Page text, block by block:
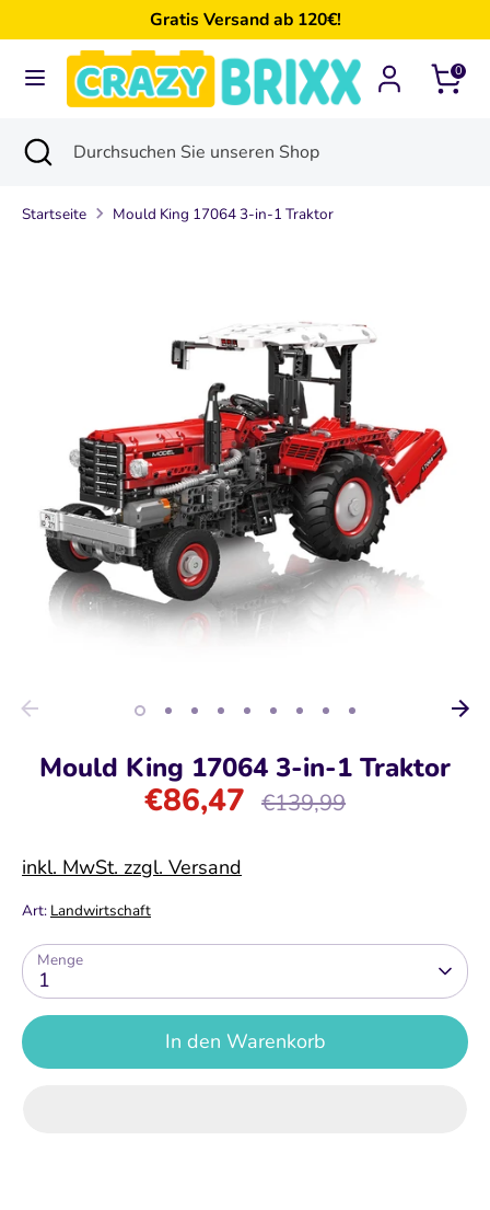
zum
Inhalt
Gratis Versand ab 120€!
0
SuchenDurchsuchen
unseren
SuchenDurchsuchen
unseren
Suche
schließen
Startseite Mould King 17064 3-in-1 Traktor
Mould King 17064 3-in-1 Traktor
€86,47
Normaler
€139,99
inkl. MwSt. zzgl. Versand
Art: Landwirtschaft
Menge
1
In den Warenkorb